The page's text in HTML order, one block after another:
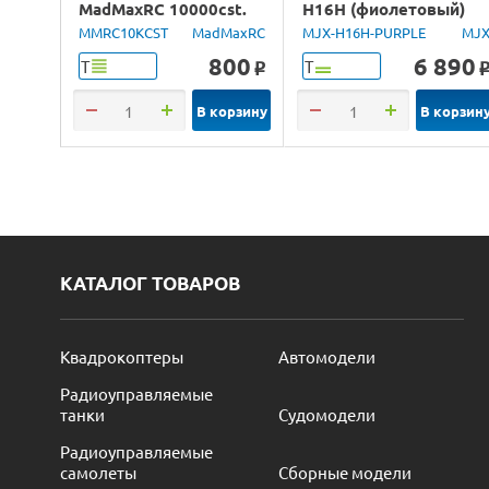
MadMaxRC 10000cst.
100ml.
MMRC10KCST MadMaxRC
Т 800 o
В корзину
H16H (фиолетовый)
4WD 2.4G LED GPS
1/16 RTR
MJX-H16H-PURPLE MJX
Т 6 890 o
В
КАТАЛОГ ТОВАРОВ
Квадрокоптеры
Автомодели
Радиоуправляемые
танки
Судомодели
Радиоуправляемые
самолеты
Сборные модели